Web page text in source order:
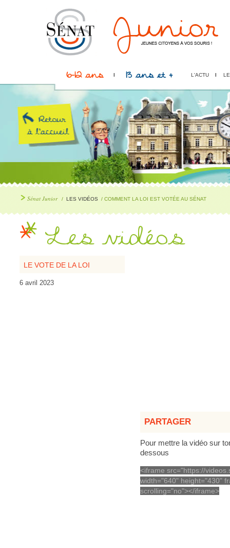
6-12 ans 13 ans et + L'ACTU
Sénat Junior / LES VIDÉOS / COMMENT LA LOI EST VOTÉE AU SÉNAT
Les vidéos
LE VOTE DE LA LOI
6 avril 2023
PARTAGER
Pour mettre la vidéo sur
dessous
<iframe src="https://
width="640" height="430"
scrolling="no"></iframe>